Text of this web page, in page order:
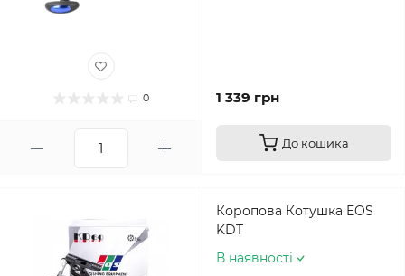
0 1 339 грн
До кошика
Коропова Котушка EOS
KDT
В наявності